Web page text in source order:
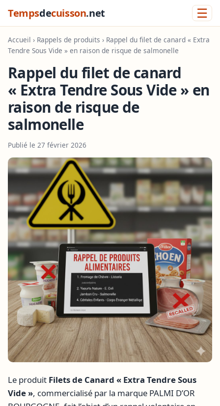
Tempsdecuisson.net ☰
Accueil › Rappels de produits › Rappel du filet de canard « Extra
Tendre Sous Vide » en raison de risque de salmonelle
Rappel du filet de canard
« Extra Tendre Sous Vide » en
raison de risque de
salmonelle
Publié le 27 février 2026
Le produit Filets de Canard « Extra Tendre Sous
Vide », commercialisé par la marque PALMI D’OR